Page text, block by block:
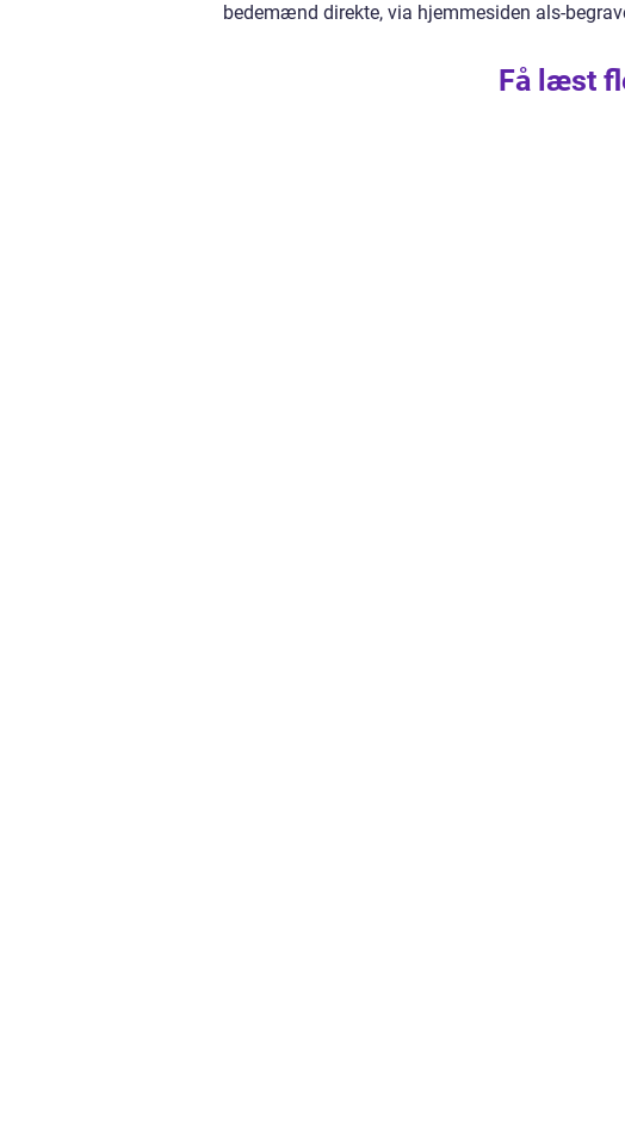
bedemænd direkte, via hjemmesiden als-
Få læst